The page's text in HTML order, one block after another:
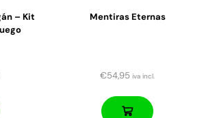
– Kit
Mentiras Eternas
€54,95 iva incl.